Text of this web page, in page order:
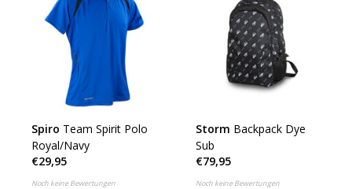
Spiro Team Spirit Polo
Royal/Navy
€29,95
Noch keine Bewertungen
Storm Backpack Dye
Sub
€79,95
Noch keine Bewertungen